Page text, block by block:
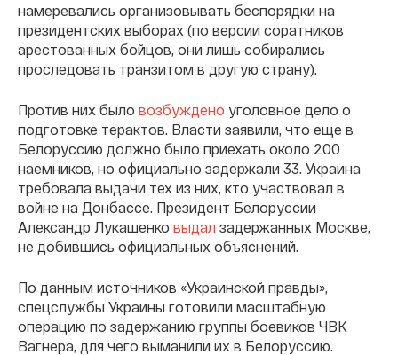
намеревались организовывать беспорядки на
президентских выборах (по версии соратников
арестованных бойцов, они лишь собирались
проследовать транзитом в другую страну).
Против них было возбуждено уголовное дело о
подготовке терактов. Власти заявили, что еще в
Белоруссию должно было приехать около 200
наемников, но официально задержали 33. Украина
требовала выдачи тех из них, кто участвовал в
войне на Донбассе. Президент Белоруссии
Александр Лукашенко выдал задержанных Москве,
не добившись официальных объяснений.
По данным источников «Украинской правды»,
спецслужбы Украины готовили масштабную
операцию по задержанию группы боевиков ЧВК
Вагнера, для чего выманили их в Белоруссию.